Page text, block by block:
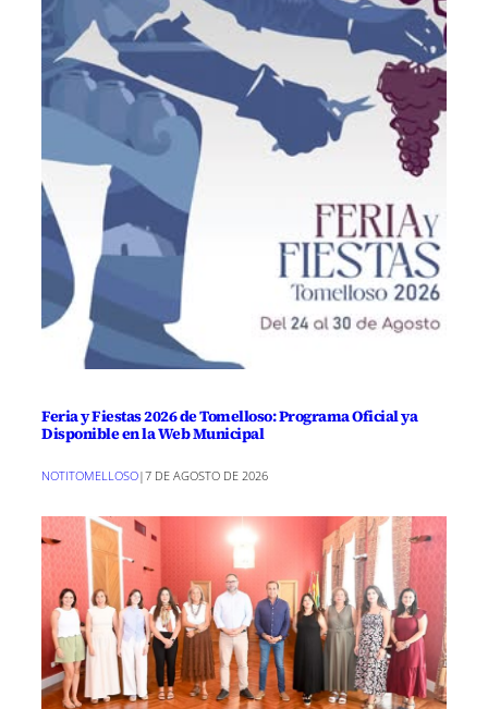
Feria y Fiestas 2026 de Tomelloso: Programa Oficial ya
Disponible en la Web Municipal
NOTITOMELLOSO|7 DE AGOSTO DE 2026